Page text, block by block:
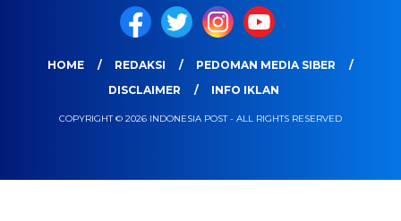
HOME REDAKSI
PEDOMAN MEDIA SIBER
DISCLAIMER
INFO IKLAN
COPYRIGHT © 2026 INDONESIA POST - ALL RIGHTS RESERVED